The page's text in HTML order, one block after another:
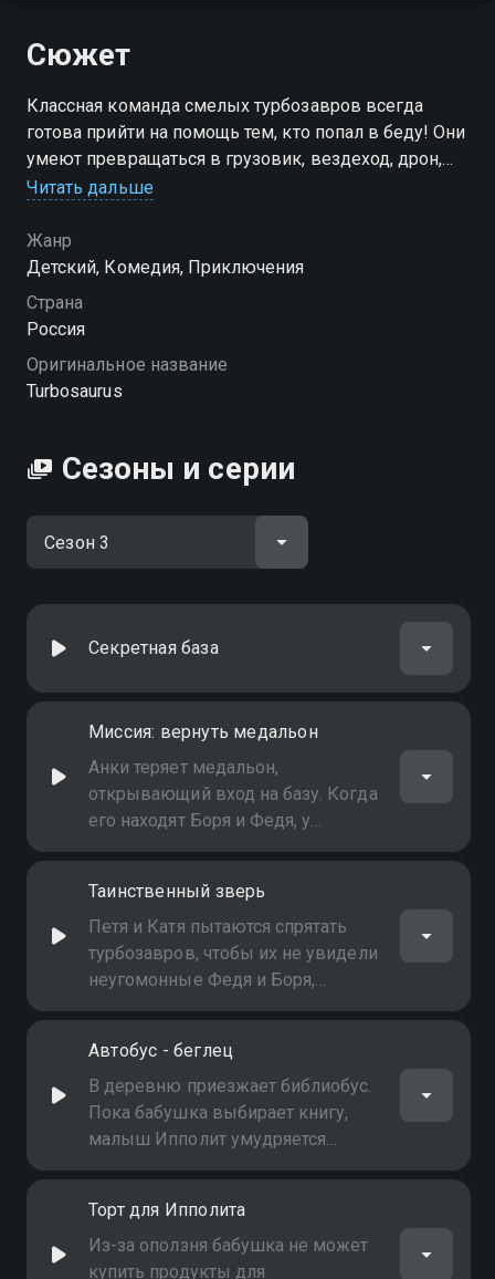
Сюжет
Классная команда смелых турбозавров всегда
готова прийти на помощь тем, кто попал в беду! Они
умеют превращаться в грузовик, вездеход, дрон,
экскаватор и машину, а также обладают просто
Посмотреть онлайн 3 сезон сериала Турбозавры вы
можете совершенно бесплатно в хорошем HD
качестве на Смотрёшке
Читать дальше
Жанр
Детский, Комедия, Приключения
Страна
Россия
Оригинальное название
Turbosaurus
Сезоны и серии
Секретная база
Миссия: вернуть медальон
Анки теряет медальон,
открывающий вход на базу. Когда
его находят Боря и Федя, у
турбозавров возникает проблема
Таинственный зверь
Петя и Катя пытаются спрятать
турбозавров, чтобы их не увидели
неугомонные Федя и Боря,
ищущие в лесу йети
Автобус - беглец
В деревню приезжает библиобус.
Пока бабушка выбирает книгу,
малыш Ипполит умудряется
пробраться за руль
Торт для Ипполита
Из-за оползня бабушка не может
купить продукты для